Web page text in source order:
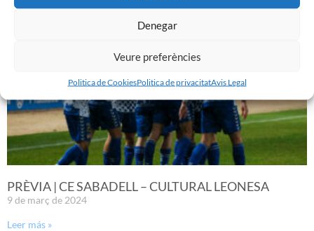
Denegar
Veure preferències
Politica de CookiesPolitica de privacitatAvis Legal
PRÈVIA | CE SABADELL – CULTURAL LEONESA
9 de març de 2024
Leer más »